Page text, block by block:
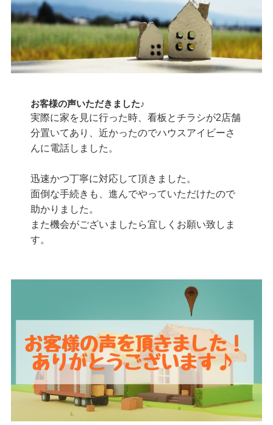
お客様の声いただきました♪
実際に家を見に行った時、看板とチラシが2店舗
分置いてあり、近かったのでハウスアイビーさ
んに電話しました。
迅速かつ丁寧に対応して頂きました。
面倒な手続きも、進んでやっていただけたので
助かりました。
また機会がございましたら宜しくお願い致しま
す。